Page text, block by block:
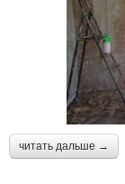
читать дальше →